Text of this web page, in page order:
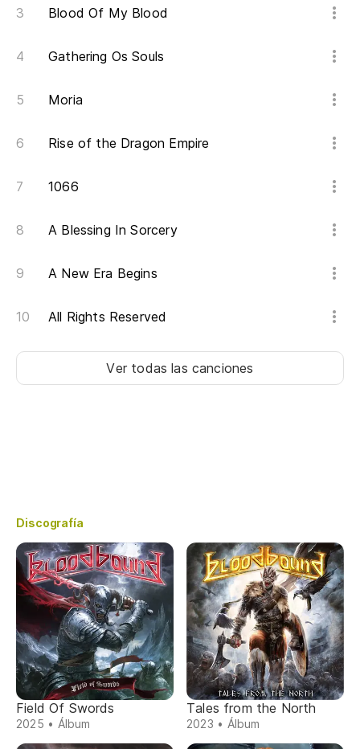
Blood Of My Blood
Gathering Os Souls
Moria
Rise of the Dragon Empire
1066
A Blessing In Sorcery
A New Era Begins
All Rights Reserved
Ver todas las canciones
Discografía
Field Of Swords
2025 • Álbum
Tales from the North
2023 • Álbum